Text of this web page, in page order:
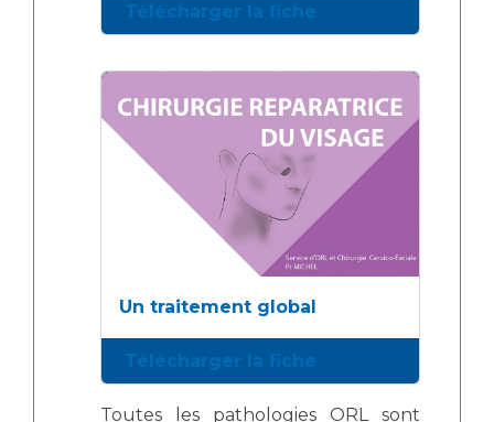
Télécharger la fiche
Un traitement global
Télécharger la fiche
Toutes les pathologies ORL sont